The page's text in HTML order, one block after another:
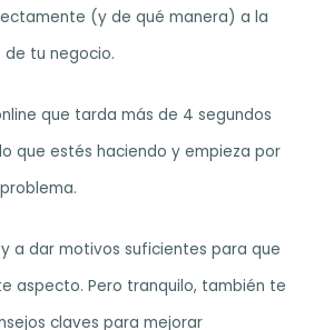
(y de qué manera) a la
tu negocio.
que tarda más de 4 segundos
que estés haciendo y empieza por
a dar motivos suficientes para que
aspecto. Pero tranquilo, también te
claves para mejorar